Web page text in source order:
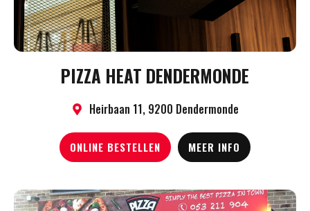
PIZZA HEAT DENDERMONDE
Heirbaan 11, 9200 Dendermonde
ONLINE BESTELLEN MEER INFO